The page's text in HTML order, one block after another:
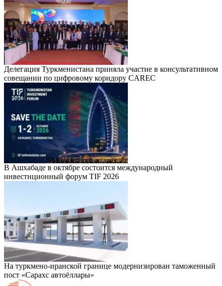
Делегация Туркменистана приняла участие в консультативном
совещании по цифровому коридору CAREC
В Ашхабаде в октябре состоится международный
инвестиционный форум TIF 2026
На туркмено-иранской границе модернизирован таможенный
пост «Сарахс автоёллары»